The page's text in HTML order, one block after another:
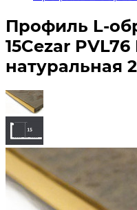
Профиль L-
15Cezar
натуральная